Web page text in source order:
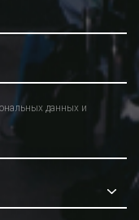
данных и